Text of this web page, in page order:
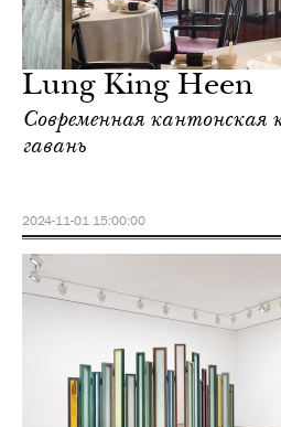
Lung King Heen
Современная кантонская
гавань
2024-11-01 15:00:00